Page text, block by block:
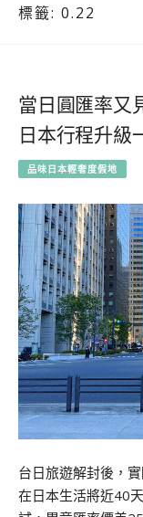
標籤: 0.22
當日圓匯率又
日本行程升級
品味日本輕奢度假地
台日旅遊解封後，
在日本生活將近40